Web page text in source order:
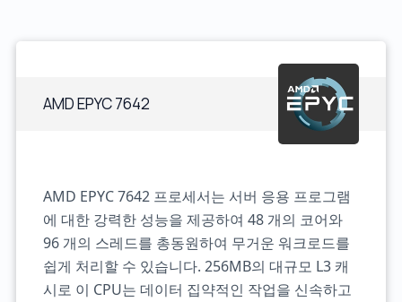
AMD EPYC 7642
AMD EPYC 7642 프로세서는 서버 응용 프로그램
에 대한 강력한 성능을 제공하여 48 개의 코어와
96 개의 스레드를 총동원하여 무거운 워크로드를
쉽게 처리할 수 있습니다. 256MB의 대규모 L3 캐
시로 이 CPU는 데이터 집약적인 작업을 신속하고